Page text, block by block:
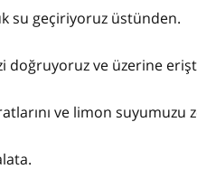
su geçiriyoruz üstünden.
doğruyoruz ve üzerine
ve limon suyumuzu